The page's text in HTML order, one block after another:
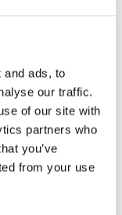
and ads, to
our traffic.
of our site with
partners who
you’ve
from your use
ausstrahlt. Wir
unserer Kunden